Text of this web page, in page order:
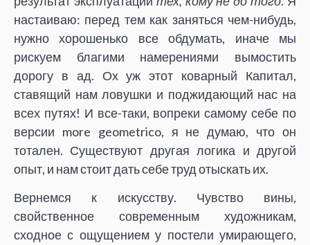
настаиваю: перед тем как заняться чем-нибудь,
нужно хорошенько все обдумать, иначе мы
рискуем благими намерениями вымостить
дорогу в ад. Ох уж этот коварный Капитал,
ставящий нам ловушки и поджидающий нас на
всех путях! И все-таки, вопреки самому себе по
версии more geometrico, я не думаю, что он
тотален. Существуют другая логика и другой
опыт, и нам стоит дать себе труд отыскать их.
Вернемся к искусству. Чувство вины,
свойственное современным художникам,
сходное с ощущением у постели умирающего,